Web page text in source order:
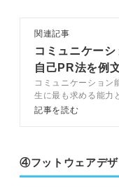
関連記事
コミュニケー
自己PR法を例
説！
コミュニケーション
生に最も求める能力
記事では有効なコミ
記事を読む
④フットウェアデ